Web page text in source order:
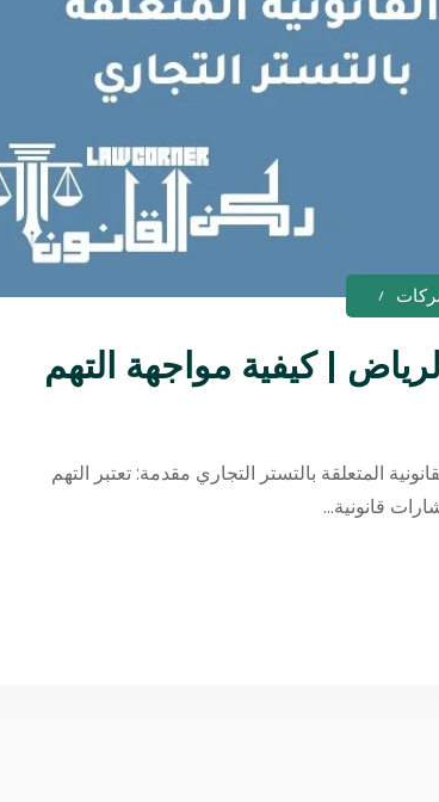
| كيفية مواجهة التهم
المتعلقة بالتستر التجاري مقدمة: تعتبر التهم
قانونية...